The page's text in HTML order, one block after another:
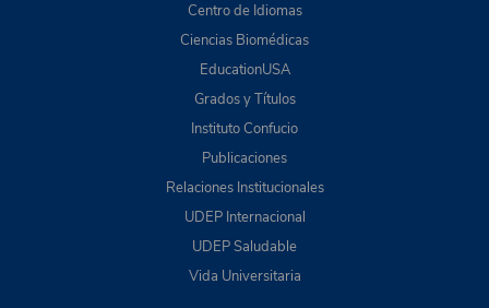
Centro de Idiomas
Ciencias Biomédicas
EducationUSA
Grados y Títulos
Instituto Confucio
Publicaciones
Relaciones Institucionales
UDEP Internacional
UDEP Saludable
Vida Universitaria